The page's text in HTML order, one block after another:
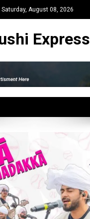
Saturday, August 08, 2026
Express